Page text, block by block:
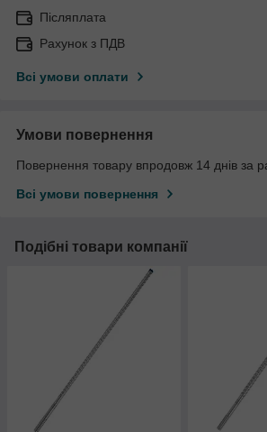
Післяплата
Рахунок з ПДВ
Всі умови оплати
Умови повернення
Повернення товару впродовж 14 днів за
Всі умови повернення
Подібні товари компанії